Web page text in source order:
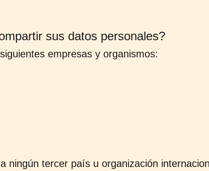
sus datos personales?
empresas y organismos:
ningún tercer país u organización